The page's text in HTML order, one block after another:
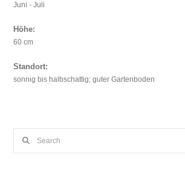
Juni - Juli
Höhe:
60 cm
Standort:
sonnig bis halbschattig; guter Gartenboden